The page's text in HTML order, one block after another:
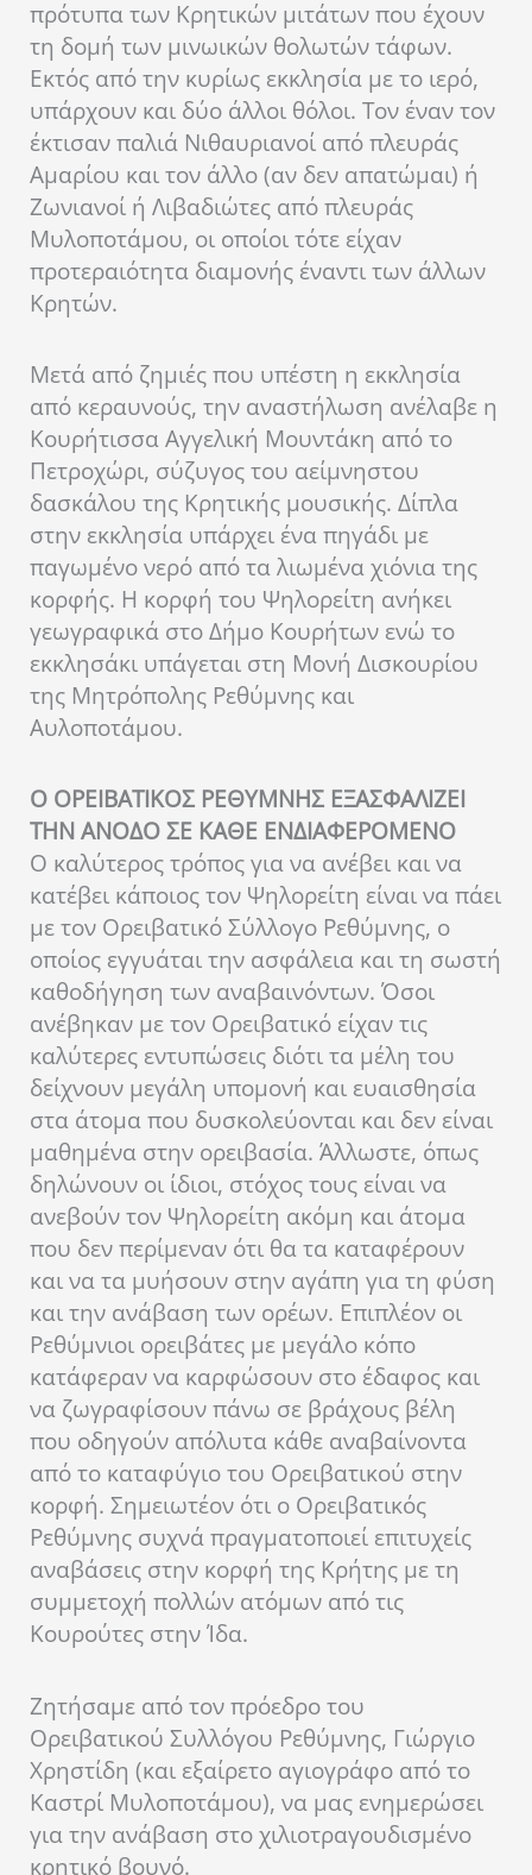
πρότυπα των Κρητικών μιτάτων που έχουν
τη δομή των μινωικών θολωτών τάφων.
Εκτός από την κυρίως εκκλησία με το ιερό,
υπάρχουν και δύο άλλοι θόλοι. Τον έναν τον
έκτισαν παλιά Νιθαυριανοί από πλευράς
Αμαρίου και τον άλλο (αν δεν απατώμαι) ή
Ζωνιανοί ή Λιβαδιώτες από πλευράς
Μυλοποτάμου, οι οποίοι τότε είχαν
προτεραιότητα διαμονής έναντι των άλλων
Κρητών.
Μετά από ζημιές που υπέστη η εκκλησία
από κεραυνούς, την αναστήλωση ανέλαβε η
Κουρήτισσα Αγγελική Μουντάκη από το
Πετροχώρι, σύζυγος του αείμνηστου
δασκάλου της Κρητικής μουσικής. Δίπλα
στην εκκλησία υπάρχει ένα πηγάδι με
παγωμένο νερό από τα λιωμένα χιόνια της
κορφής. Η κορφή του Ψηλορείτη ανήκει
γεωγραφικά στο Δήμο Κουρήτων ενώ το
εκκλησάκι υπάγεται στη Μονή Δισκουρίου
της Μητρόπολης Ρεθύμνης και
Αυλοποτάμου.
Ο ΟΡΕΙΒΑΤΙΚΟΣ ΡΕΘΥΜΝΗΣ ΕΞΑΣΦΑΛΙΖΕΙ
ΤΗΝ ΑΝΟΔΟ ΣΕ ΚΑΘΕ ΕΝΔΙΑΦΕΡΟΜΕΝΟ
Ο καλύτερος τρόπος για να ανέβει και να
κατέβει κάποιος τον Ψηλορείτη είναι να πάει
με τον Ορειβατικό Σύλλογο Ρεθύμνης, ο
οποίος εγγυάται την ασφάλεια και τη σωστή
καθοδήγηση των αναβαινόντων. Όσοι
ανέβηκαν με τον Ορειβατικό είχαν τις
καλύτερες εντυπώσεις διότι τα μέλη του
δείχνουν μεγάλη υπομονή και ευαισθησία
στα άτομα που δυσκολεύονται και δεν είναι
μαθημένα στην ορειβασία. Άλλωστε, όπως
δηλώνουν οι ίδιοι, στόχος τους είναι να
ανεβούν τον Ψηλορείτη ακόμη και άτομα
που δεν περίμεναν ότι θα τα καταφέρουν
και να τα μυήσουν στην αγάπη για τη φύση
και την ανάβαση των ορέων. Επιπλέον οι
Ρεθύμνιοι ορειβάτες με μεγάλο κόπο
κατάφεραν να καρφώσουν στο έδαφος και
να ζωγραφίσουν πάνω σε βράχους βέλη
που οδηγούν απόλυτα κάθε αναβαίνοντα
από το καταφύγιο του Ορειβατικού στην
κορφή. Σημειωτέον ότι ο Ορειβατικός
Ρεθύμνης συχνά πραγματοποιεί επιτυχείς
αναβάσεις στην κορφή της Κρήτης με τη
συμμετοχή πολλών ατόμων από τις
Κουρούτες στην Ίδα.
Ζητήσαμε από τον πρόεδρο του
Ορειβατικού Συλλόγου Ρεθύμνης, Γιώργιο
Χρηστίδη (και εξαίρετο αγιογράφο από το
Καστρί Μυλοποτάμου), να μας ενημερώσει
για την ανάβαση στο χιλιοτραγουδισμένο
κρητικό βουνό.